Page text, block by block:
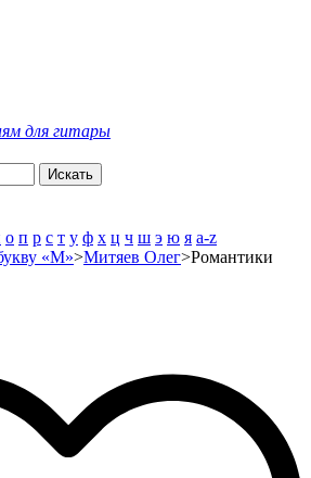
для гитары
о п р с т у ф х ц ч ш э ю я a-z
«М»>Митяев Олег>Романтики